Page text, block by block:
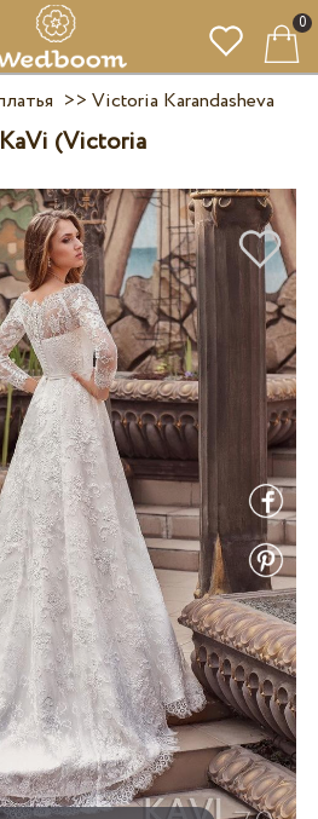
0
>> Victoria Karandasheva
(Victoria